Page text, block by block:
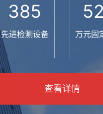
385
先进检测设备 万元固
查看详情